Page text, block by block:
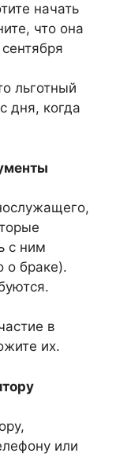
начать
что она
льготный
дня, когда
с ним
о браке).
в
их.
или